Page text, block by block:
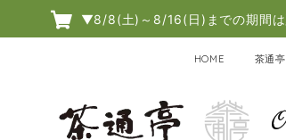
▼8/8(土)～8/16(日)までの期間は
HOME 茶通